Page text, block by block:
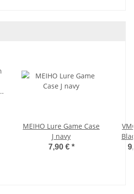
MEIHO Lure Game Case
J navy
7,90 € *